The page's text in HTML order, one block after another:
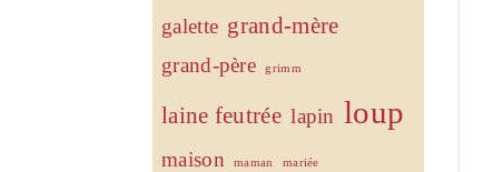
galette grand-mère
grand-père grimm
laine feutrée lapin loup
maison maman mariée